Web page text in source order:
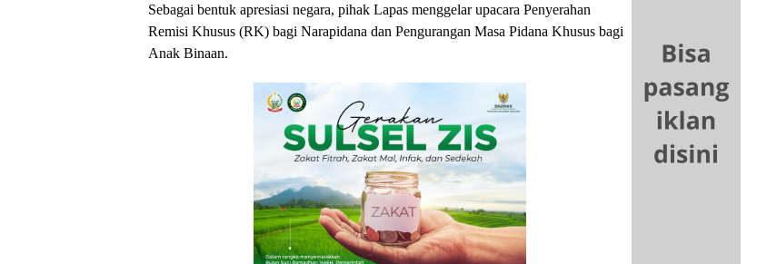
Sebagai bentuk apresiasi negara, pihak Lapas menggelar upacara Penyerahan
Remisi Khusus (RK) bagi Narapidana dan Pengurangan Masa Pidana Khusus bagi
Anak Binaan.